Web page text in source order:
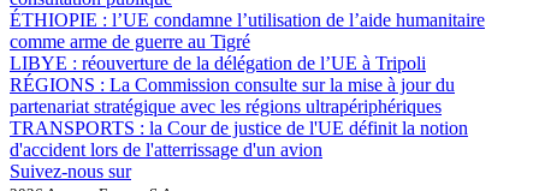
ÉTHIOPIE : l’UE condamne l’utilisation de l’aide humanitaire
comme arme de guerre au Tigré
LIBYE : réouverture de la délégation de l’UE à Tripoli
RÉGIONS : La Commission consulte sur la mise à jour du
partenariat stratégique avec les régions ultrapériphériques
TRANSPORTS : la Cour de justice de l'UE définit la notion
d'accident lors de l'atterrissage d'un avion
Suivez-nous sur